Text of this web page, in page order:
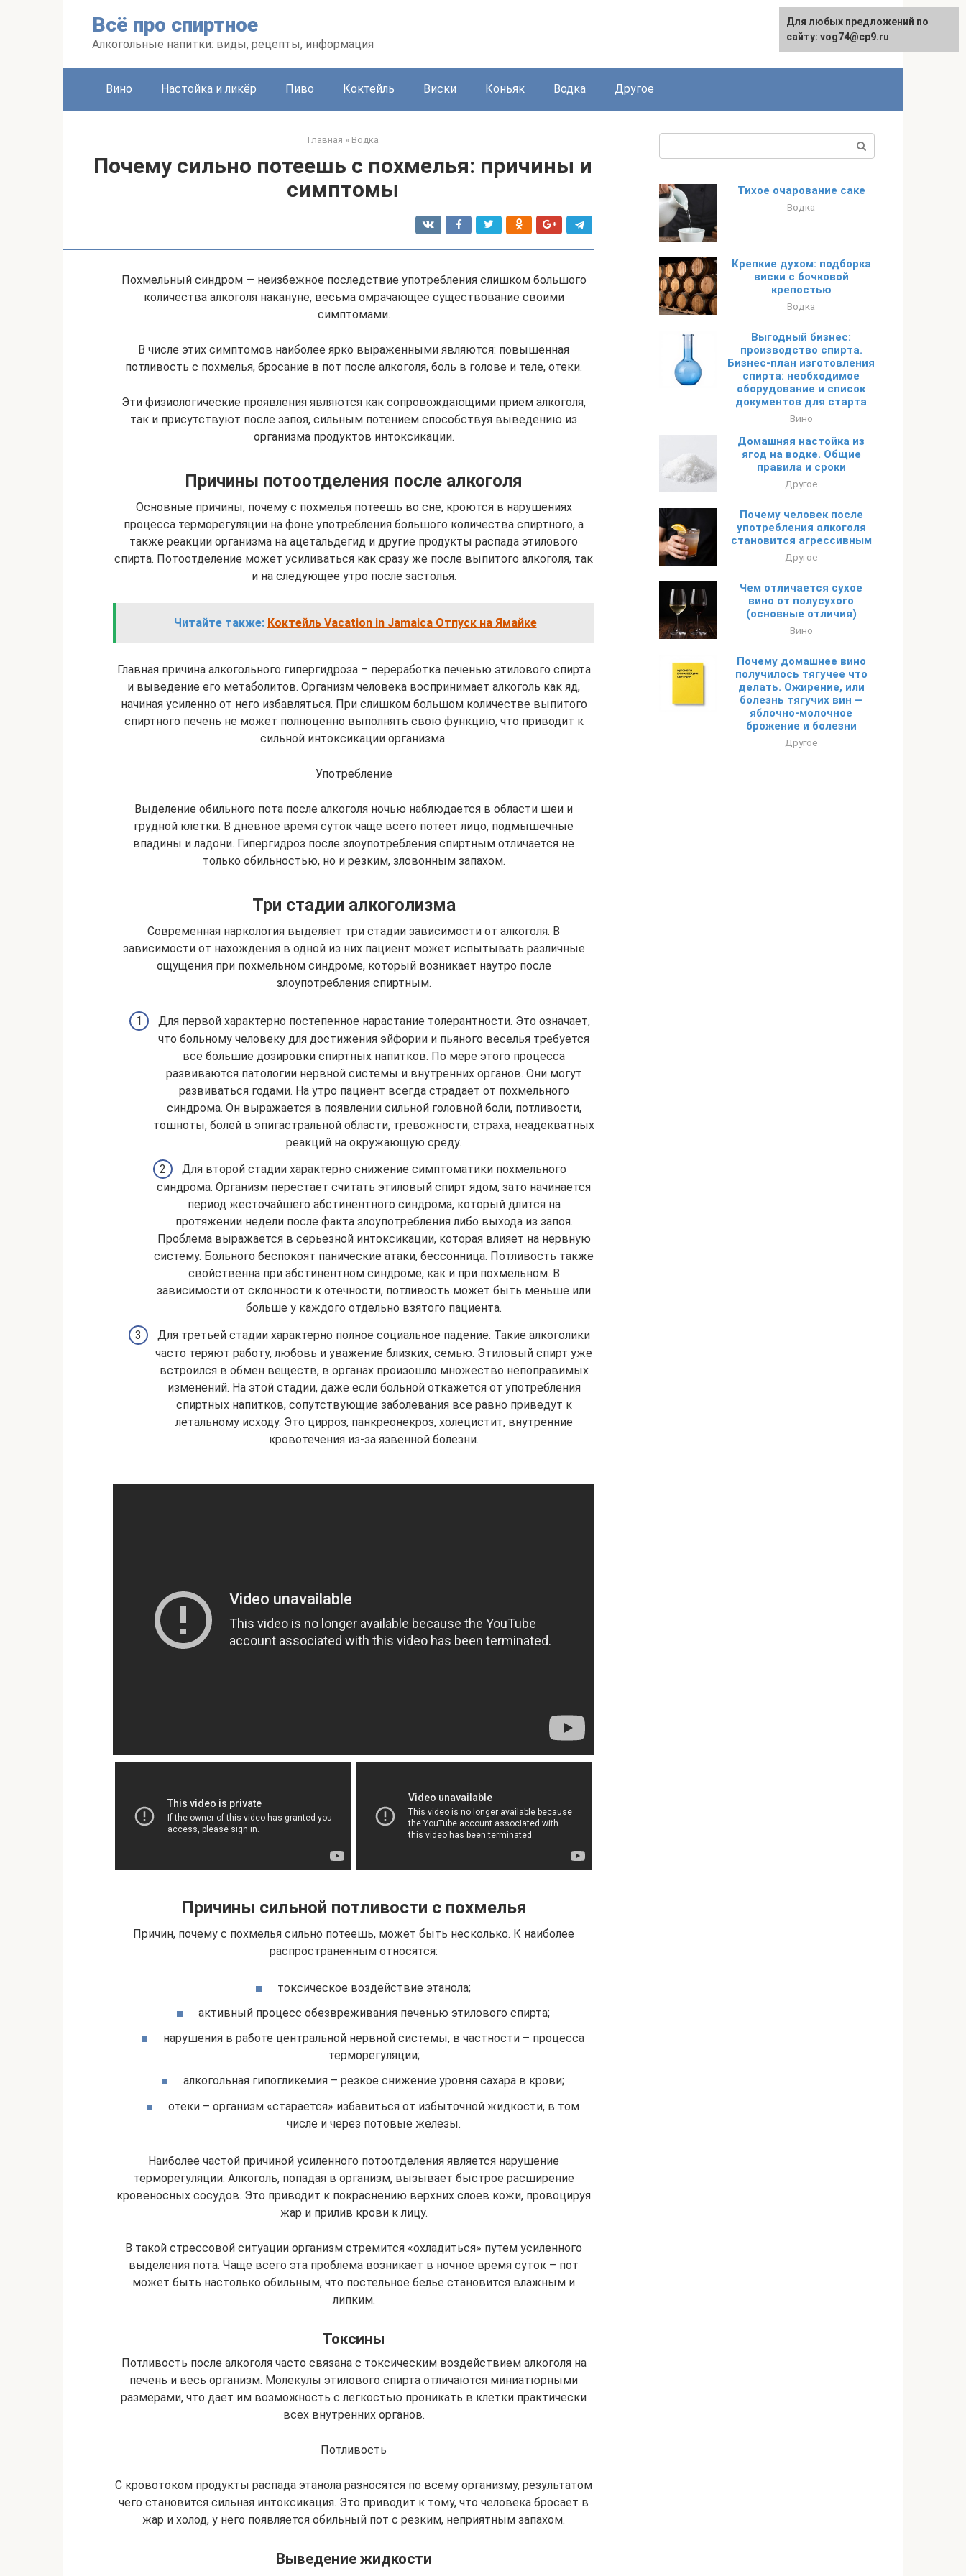
Всё про спиртное
Алкогольные напитки: виды, рецепты, информация
Вино Настойка и ликёр Пиво Коктейль Виски Коньяк Водка Другое
Главная » Водка
Почему сильно потеешь с похмелья: причины и
симптомы
Похмельный синдром — неизбежное последствие употребления слишком большого
количества алкоголя накануне, весьма омрачающее существование своими
симптомами.
В числе этих симптомов наиболее ярко выраженными являются: повышенная
потливость с похмелья, бросание в пот после алкоголя, боль в голове и теле, отеки.
Эти физиологические проявления являются как сопровождающими прием алкоголя,
так и присутствуют после запоя, сильным потением способствуя выведению из
организма продуктов интоксикации.
Причины потоотделения после алкоголя
Основные причины, почему с похмелья потеешь во сне, кроются в нарушениях
процесса терморегуляции на фоне употребления большого количества спиртного, а
также реакции организма на ацетальдегид и другие продукты распада этилового
спирта. Потоотделение может усиливаться как сразу же после выпитого алкоголя, так
и на следующее утро после застолья.
Читайте также: Коктейль Vacation in Jamaica Отпуск на Ямайке
Главная причина алкогольного гипергидроза – переработка печенью этилового спирта
и выведение его метаболитов. Организм человека воспринимает алкоголь как яд,
начиная усиленно от него избавляться. При слишком большом количестве выпитого
cпиртного печень не может полноценно выполнять свою функцию, что приводит к
сильной интоксикации организма.
Употребление
Выделение обильного пота после алкоголя ночью наблюдается в области шеи и
грудной клетки. В дневное время суток чаще всего потеет лицо, подмышечные
впадины и ладони. Гипергидроз после злоупотребления спиртным отличается не
только обильностью, но и резким, зловонным запахом.
Три стадии алкоголизма
Современная наркология выделяет три стадии зависимости от алкоголя. В
зависимости от нахождения в одной из них пациент может испытывать различные
ощущения при похмельном синдроме, который возникает наутро после
злоупотребления спиртным.
Для первой характерно постепенное нарастание толерантности. Это означает,
что больному человеку для достижения эйфории и пьяного веселья требуется
все большие дозировки спиртных напитков. По мере этого процесса
развиваются патологии нервной системы и внутренних органов. Они могут
развиваться годами. На утро пациент всегда страдает от похмельного
синдрома. Он выражается в появлении сильной головной боли, потливости,
тошноты, болей в эпигастральной области, тревожности, страха, неадекватных
реакций на окружающую среду.
Для второй стадии характерно снижение симптоматики похмельного
синдрома. Организм перестает считать этиловый спирт ядом, зато начинается
период жесточайшего абстинентного синдрома, который длится на
протяжении недели после факта злоупотребления либо выхода из запоя.
Проблема выражается в серьезной интоксикации, которая влияет на нервную
систему. Больного беспокоят панические атаки, бессонница. Потливость также
свойственна при абстинентном синдроме, как и при похмельном. В
зависимости от склонности к отечности, потливость может быть меньше или
больше у каждого отдельно взятого пациента.
Для третьей стадии характерно полное социальное падение. Такие алкоголики
часто теряют работу, любовь и уважение близких, семью. Этиловый спирт уже
встроился в обмен веществ, в органах произошло множество непоправимых
изменений. На этой стадии, даже если больной откажется от употребления
спиртных напитков, сопутствующие заболевания все равно приведут к
летальному исходу. Это цирроз, панкреонекроз, холецистит, внутренние
кровотечения из-за язвенной болезни.
Причины сильной потливости с похмелья
Причин, почему с похмелья сильно потеешь, может быть несколько. К наиболее
распространенным относятся:
токсическое воздействие этанола;
активный процесс обезвреживания печенью этилового спирта;
нарушения в работе центральной нервной системы, в частности – процесса
терморегуляции;
алкогольная гипогликемия – резкое снижение уровня сахара в крови;
отеки – организм «старается» избавиться от избыточной жидкости, в том
числе и через потовые железы.
Наиболее частой причиной усиленного потоотделения является нарушение
терморегуляции. Алкоголь, попадая в организм, вызывает быстрое расширение
кровеносных сосудов. Это приводит к покраснению верхних слоев кожи, провоцируя
жар и прилив крови к лицу.
В такой стрессовой ситуации организм стремится «охладиться» путем усиленного
выделения пота. Чаще всего эта проблема возникает в ночное время суток – пот
может быть настолько обильным, что постельное белье становится влажным и
липким.
Токсины
Потливость после алкоголя часто связана с токсическим воздействием алкоголя на
печень и весь организм. Молекулы этилового спирта отличаются миниатюрными
размерами, что дает им возможность с легкостью проникать в клетки практически
всех внутренних органов.
Потливость
С кровотоком продукты распада этанола разносятся по всему организму, результатом
чего становится сильная интоксикация. Это приводит к тому, что человека бросает в
жар и холод, у него появляется обильный пот с резким, неприятным запахом.
Выведение жидкости
Тихое очарование саке
Водка
Крепкие духом: подборка
виски с бочковой
крепостью
Водка
Выгодный бизнес:
производство спирта.
Бизнес-план изготовления
спирта: необходимое
оборудование и список
документов для старта
Вино
Домашняя настойка из
ягод на водке. Общие
правила и сроки
Другое
Почему человек после
употребления алкоголя
становится агрессивным
Другое
Чем отличается сухое
вино от полусухого
(основные отличия)
Вино
Почему домашнее вино
получилось тягучее что
делать. Ожирение, или
болезнь тягучих вин —
яблочно-молочное
брожение и болезни
Другое
Для любых предложений по
сайту: vog74@cp9.ru